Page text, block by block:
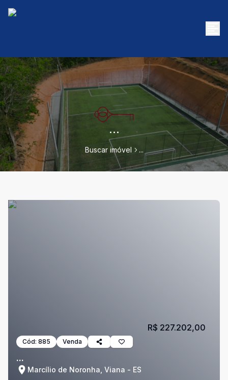
...
Buscar imóvel ...
Cód: 885 Venda
...
Marcílio de Noronha, Viana - ES
R$ 227.202,00